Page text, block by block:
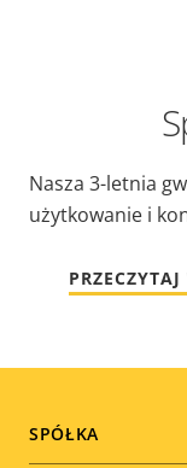
Nasza 3-letnia
użytkowanie i
Footer
SPÓŁKA